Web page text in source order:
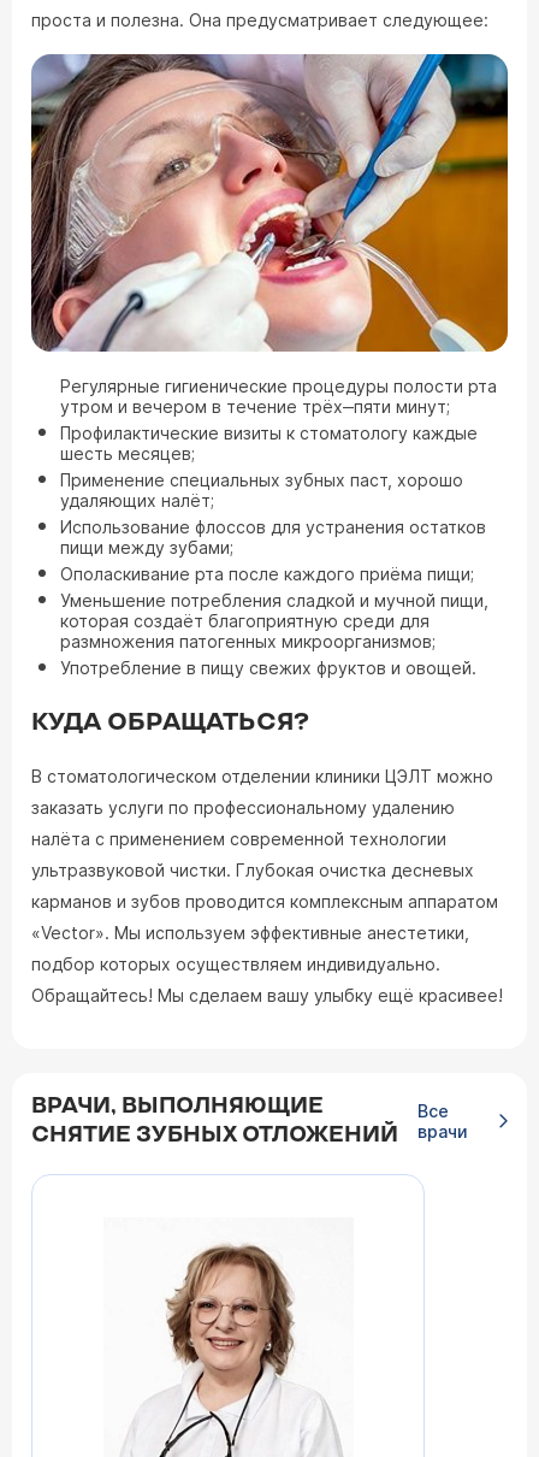
проста и полезна. Она предусматривает следующее:
Регулярные гигиенические процедуры полости рта
утром и вечером в течение трёх‒пяти минут;
Профилактические визиты к стоматологу каждые
шесть месяцев;
Применение специальных зубных паст, хорошо
удаляющих налёт;
Использование флоссов для устранения остатков
пищи между зубами;
Ополаскивание рта после каждого приёма пищи;
Уменьшение потребления сладкой и мучной пищи,
которая создаёт благоприятную среди для
размножения патогенных микроорганизмов;
Употребление в пищу свежих фруктов и овощей.
КУДА ОБРАЩАТЬСЯ?
В стоматологическом отделении клиники ЦЭЛТ можно
заказать услуги по профессиональному удалению
налёта с применением современной технологии
ультразвуковой чистки. Глубокая очистка десневых
карманов и зубов проводится комплексным аппаратом
«Vector». Мы используем эффективные анестетики,
подбор которых осуществляем индивидуально.
Обращайтесь! Мы сделаем вашу улыбку ещё красивее!
ВРАЧИ, ВЫПОЛНЯЮЩИЕ
СНЯТИЕ ЗУБНЫХ ОТЛОЖЕНИЙ
Все
врачи